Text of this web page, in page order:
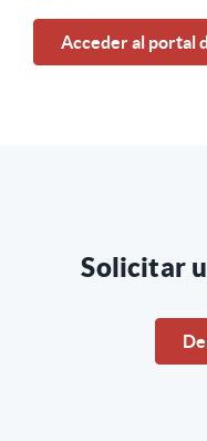
Acceder al portal
Solicitar